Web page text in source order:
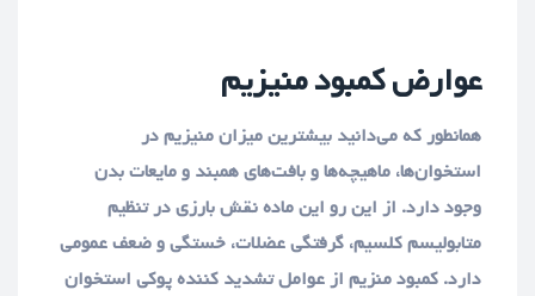
عوارض کمبود منیزیم
همانطور که می‌دانید بیشترین میزان منیزیم در
استخوان‌ها، ماهیچه‌ها و بافت‌های همبند و مایعات بدن
وجود دارد. از این رو این ماده نقش بارزی در تنظیم
متابولیسم کلسیم، گرفتگی عضلات، خستگی و ضعف عمومی
دارد. کمبود منزیم از عوامل تشدید کننده پوکی استخوان